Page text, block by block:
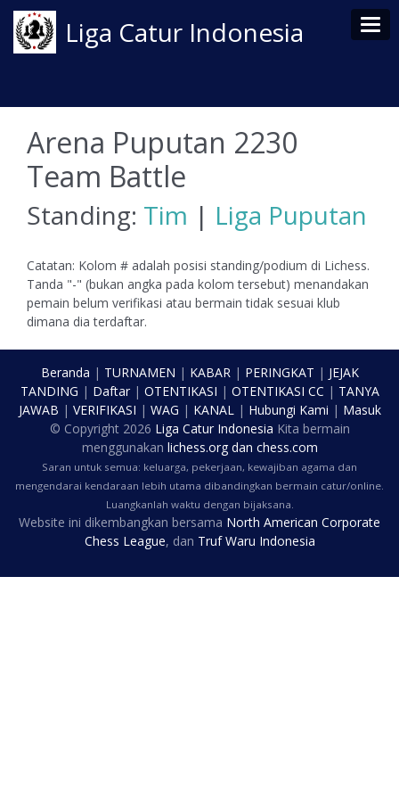
Liga Catur Indonesia
Arena Puputan 2230
Team Battle
Standing: Tim | Liga Puputan
Catatan: Kolom # adalah posisi standing/podium di Lichess.
Tanda "-" (bukan angka pada kolom tersebut) menandakan
pemain belum verifikasi atau bermain tidak sesuai klub
dimana dia terdaftar.
Beranda | TURNAMEN | KABAR| PERINGKAT | JEJAK
TANDING | Daftar| OTENTIKASI | OTENTIKASI CC | TANYA
JAWAB | VERIFIKASI | WAG | KANAL| Hubungi Kami | Masuk
© Copyright 2026 Liga Catur Indonesia Kita bermain
menggunakan lichess.orgdan chess.com
Saran untuk semua: keluarga, pekerjaan, kewajiban agama dan
mengendarai kendaraan lebih utama dibandingkan bermain catur/online.
Luangkanlah waktu dengan bijaksana.
Website ini dikembangkan bersama North American Corporate
Chess League, dan Truf Waru Indonesia